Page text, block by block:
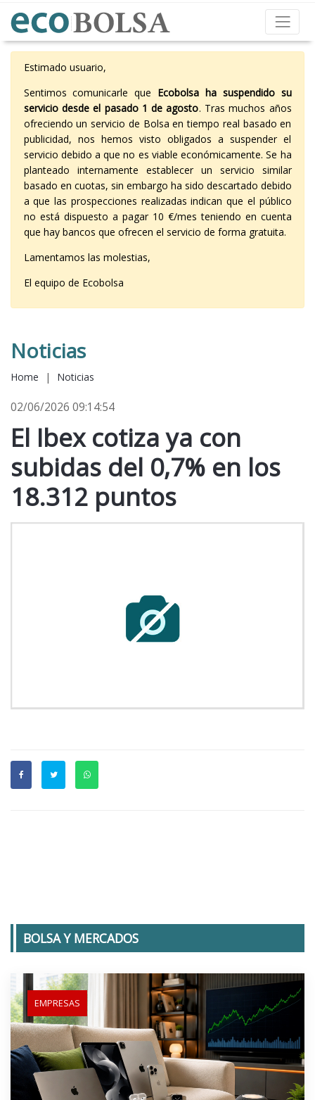
Estimado usuario,
Sentimos comunicarle que Ecobolsa ha suspendido su
servicio desde el pasado 1 de agosto. Tras muchos años
ofreciendo un servicio de Bolsa en tiempo real basado en
publicidad, nos hemos visto obligados a suspender el
servicio debido a que no es viable económicamente. Se ha
planteado internamente establecer un servicio similar
basado en cuotas, sin embargo ha sido descartado debido
a que las prospecciones realizadas indican que el público
no está dispuesto a pagar 10 €/mes teniendo en cuenta
que hay bancos que ofrecen el servicio de forma gratuita.
Lamentamos las molestias,
El equipo de Ecobolsa
Noticias
Home | Noticias
02/06/2026 09:14:54
El Ibex cotiza ya con
subidas del 0,7% en los
18.312 puntos
BOLSA Y MERCADOS
EMPRESAS